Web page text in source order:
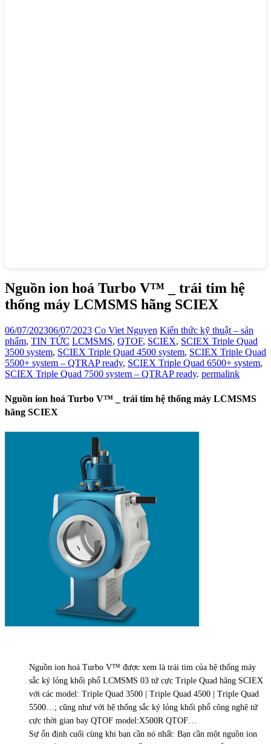
Nguồn ion hoá Turbo V™ _ trái tim hệ
thống máy LCMSMS hãng SCIEX
06/07/202306/07/2023 Co Viet Nguyen Kiến thức kỹ thuật – sản
phẩm, TIN TỨC LCMSMS, QTOF, SCIEX, SCIEX Triple Quad
3500 system, SCIEX Triple Quad 4500 system, SCIEX Triple Quad
5500+ system – QTRAP ready, SCIEX Triple Quad 6500+ system,
SCIEX Triple Quad 7500 system – QTRAP ready. permalink
Nguồn ion hoá Turbo V™ _ trái tim hệ thống máy LCMSMS
hãng SCIEX
Nguồn ion hoá Turbo V™ được xem là trái tim của hệ thống máy
sắc ký lỏng khối phổ LCMSMS 03 tứ cực Triple Quad hãng SCIEX
với các model: Triple Quad 3500 | Triple Quad 4500 | Triple Quad
5500…; cũng như với hệ thống sắc ký lỏng khối phổ công nghệ tứ
cực thời gian bay QTOF model:X500R QTOF…
Sự ổn định cuối cùng khi bạn cần nó nhất: Bạn cần một nguồn ion